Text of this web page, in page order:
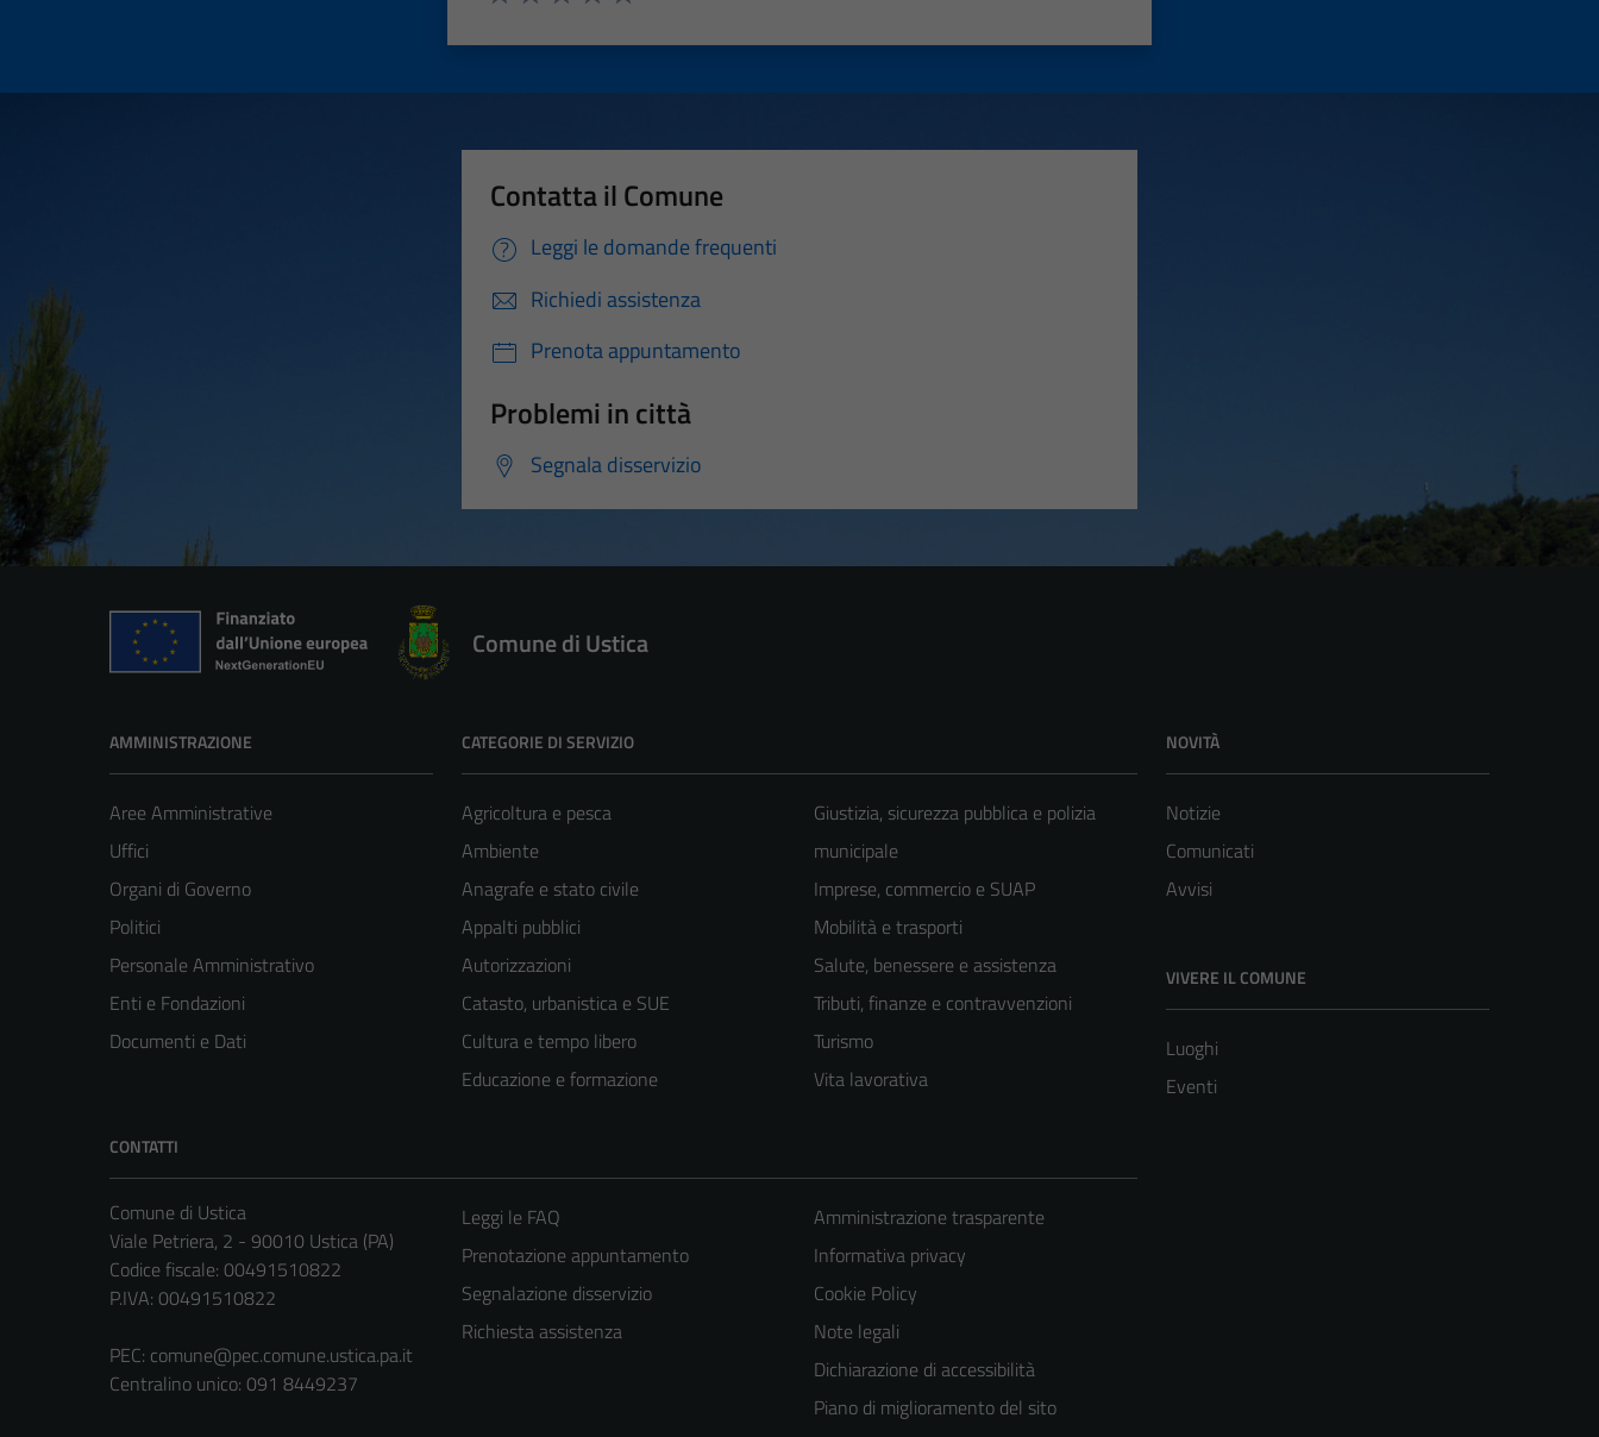
Contatta il Comune
Leggi le domande frequenti
Richiedi assistenza
Prenota appuntamento
Problemi in città
Segnala disservizio
Comune di Ustica
AMMINISTRAZIONE
Aree Amministrative
Uffici
Organi di Governo
Politici
Personale Amministrativo
Enti e Fondazioni
Documenti e Dati
CATEGORIE DI SERVIZIO
Agricoltura e pesca
Ambiente
Anagrafe e stato civile
Appalti pubblici
Autorizzazioni
Catasto, urbanistica e SUE
Cultura e tempo libero
Educazione e formazione
Giustizia, sicurezza pubblica e polizia
municipale
Imprese, commercio e SUAP
Mobilità e trasporti
Salute, benessere e assistenza
Tributi, finanze e contravvenzioni
Turismo
Vita lavorativa
NOVITÀ
Notizie
Comunicati
Avvisi
VIVERE IL COMUNE
Luoghi
Eventi
CONTATTI
Comune di Ustica
Viale Petriera, 2 - 90010 Ustica (PA)
Codice fiscale: 00491510822
P.IVA: 00491510822
PEC: comune@pec.comune.ustica.pa.it
Centralino unico: 091 8449237
Leggi le FAQ
Prenotazione appuntamento
Segnalazione disservizio
Richiesta assistenza
Amministrazione trasparente
Informativa privacy
Cookie Policy
Note legali
Dichiarazione di accessibilità
Piano di miglioramento del sito
Tecnici
Questi cookie
sono necessari
per il
funzionamento
del sito e non
possono